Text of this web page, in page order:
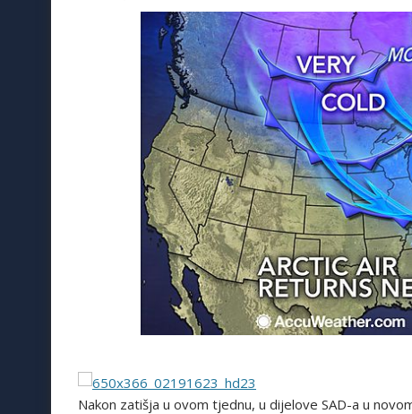
Nakon zatišja u ovom tjednu, u dijelove SAD-a u